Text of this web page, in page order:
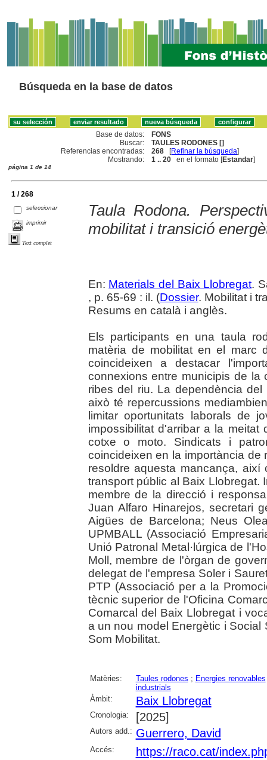
Búsqueda en la base de datos
Base de datos:
FONS
Buscar:
TAULES RODONES []
Referencias encontradas:
268 [Refinar la búsqueda]
Mostrando:
1 .. 20 en el formato [Estandar]
página 1 de 14
1 / 268
seleccionar
imprimir
Text complet
Taula Rodona.
mobilitat i transició
En: Materials del Baix Llobregat.
, p. 65-69 : il. (Dossier. Mobilitat i
Resums en català i anglès.
Els participants en una taula
matèria de mobilitat en el marc
coincideixen a destacar
connexions entre municipis de la
ribes del riu. La dependència
això té repercussions
limitar oportunitats laborals de
impossibilitat d'arribar a la
cotxe o moto. Sindicats i
coincideixen en la importància
resoldre aquesta mancança,
transport públic al Baix Llobregat.
membre de la direcció i
Juan Alfaro Hinarejos, secretari
Aigües de Barcelona; Neus
UPMBALL (Associació
Unió Patronal Metal·lúrgica de
Moll, membre de l'òrgan de
delegat de l'empresa Soler i
PTP (Associació per a la
tècnic superior de l'Oficina
Comarcal del Baix Llobregat i
a un nou model Energètic i
Som Mobilitat.
Matèries: Taules rodones ; Energies renovables
industrials
Àmbit:
Baix Llobregat
Cronologia: [2025]
Autors add.: Guerrero, David
Accés: https://raco.cat/